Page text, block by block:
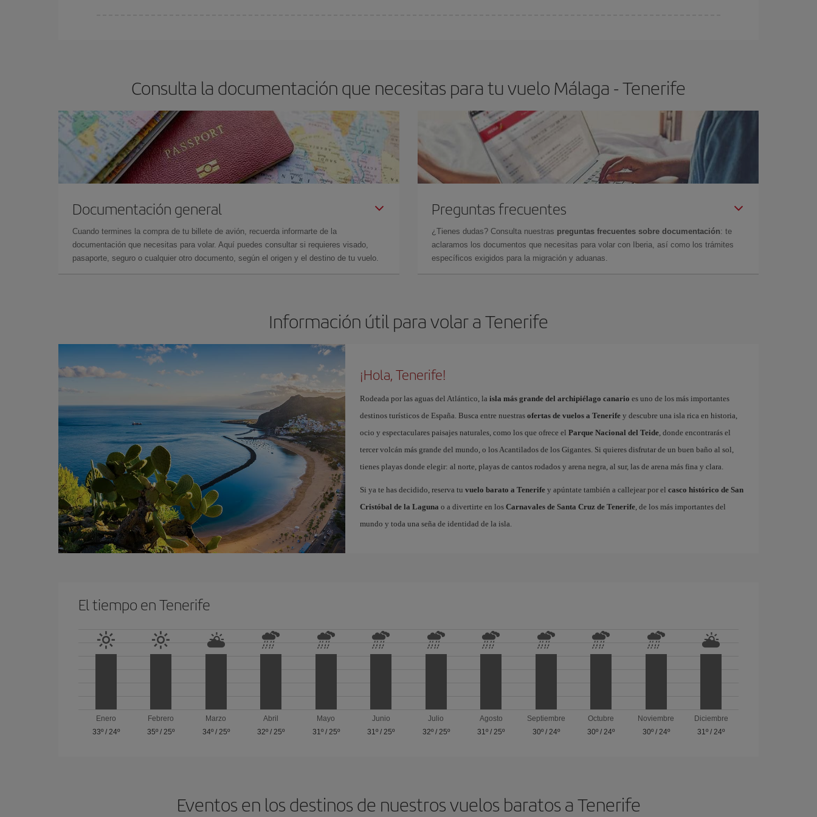
Consulta la documentación que necesitas para tu vuelo Málaga - Tenerife
Documentación general
Cuando termines la compra de tu billete de avión, recuerda informarte de la
documentación que necesitas para volar. Aquí puedes consultar si requieres visado,
pasaporte, seguro o cualquier otro documento, según el origen y el destino de tu vuelo.
Preguntas frecuentes
¿Tienes dudas? Consulta nuestras preguntas frecuentes sobre documentación: te
aclaramos los documentos que necesitas para volar con Iberia, así como los trámites
específicos exigidos para la migración y aduanas.
Información útil para volar a Tenerife
¡Hola, Tenerife!
Rodeada por las aguas del Atlántico, la isla más grande del archipiélago canario es uno de los más importantes
destinos turísticos de España. Busca entre nuestras ofertas de vuelos a Tenerifey descubre una isla rica en historia,
ocio y espectaculares paisajes naturales, como los que ofrece el Parque Nacional del Teide, donde encontrarás el
tercer volcán más grande del mundo, o los Acantilados de los Gigantes. Si quieres disfrutar de un buen baño al sol,
tienes playas donde elegir: al norte, playas de cantos rodados y arena negra, al sur, las de arena más fina y clara.
Si ya te has decidido, reserva tu vuelo barato a Tenerifey apúntate también a callejear por el casco histórico de San
Cristóbal de la Laguna o a divertirte en los Carnavales de Santa Cruz de Tenerife, de los más importantes del
mundo y toda una seña de identidad de la isla.
El tiempo en Tenerife
Enero
33º/ 24º
Febrero
35º /25º
Marzo
34º/ 25º
Abril
32º /25º
Mayo
31º/ 25º
Junio
31º /25º
Julio
32º/ 25º
Agosto
31º /25º
Septiembre
30º/ 24º
Octubre
30º /24º
Noviembre
30º/ 24º
Diciembre
31º /24º
Eventos en los destinos de nuestros vuelos baratos a Tenerife